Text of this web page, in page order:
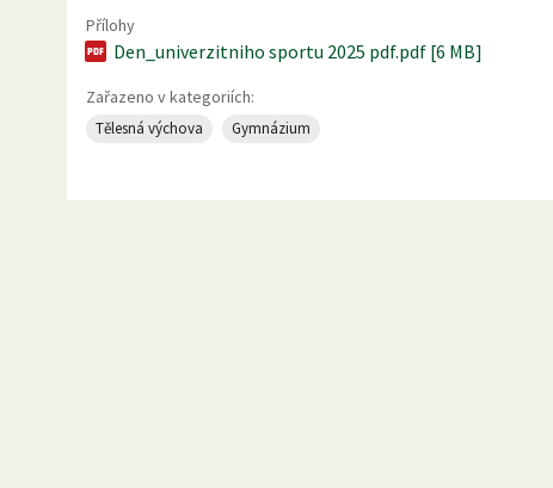
Přílohy
Den_univerzitniho sportu 2025 pdf.pdf [6 MB]
Zařazeno v kategoriích:
Tělesná výchova Gymnázium